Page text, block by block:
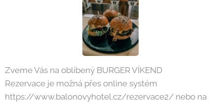
Zveme Vás na oblíbený BURGER VÍKEND
Rezervace je možná přes online systém
https://www.balonovyhotel.cz/rezervace2/ nebo na